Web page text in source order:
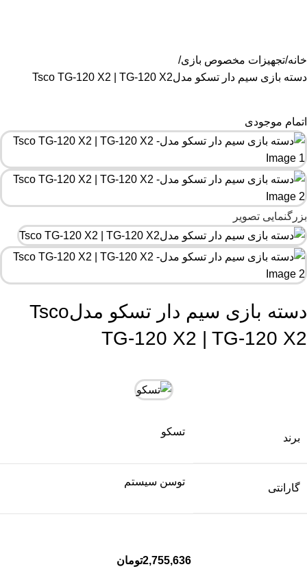
خانه تجهیزات مخصوص بازی
دسته بازی سیم دار تسکو مدلTsco TG-120 X2 | TG-120 X2
اتمام موجودی
بزرگنمایی تصویر
دسته بازی سیم دار تسکو مدلTsco
TG-120 X2 | TG-120 X2
برند
تسکو
گارانتی
توسن سیستم
2,755,636تومان